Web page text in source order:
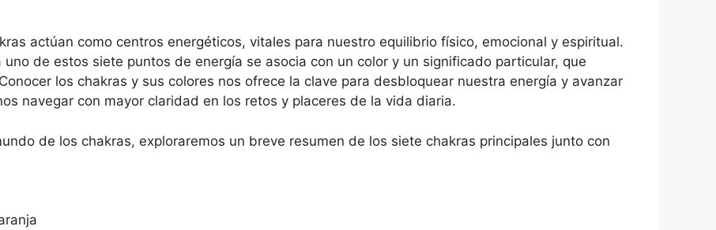
actúan como centros energéticos, vitales para nuestro equilibrio físico, emocional y espiritual.
de estos siete puntos de energía se asocia con un color y un significado particular, que
los chakras y sus colores nos ofrece la clave para desbloquear nuestra energía y avanzar
navegar con mayor claridad en los retos y placeres de la vida diaria.
de los chakras, exploraremos un breve resumen de los siete chakras principales junto con